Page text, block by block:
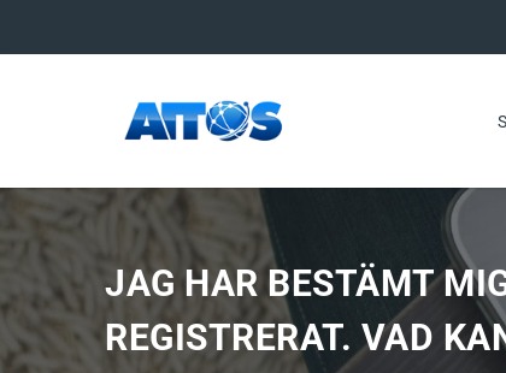
JAG HAR BESTÄMT
REGISTRERAT. VAD